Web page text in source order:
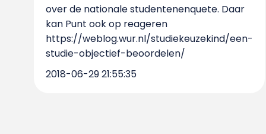
over de nationale studentenenquete. Daar
kan Punt ook op reageren
https://weblog.wur.nl/studiekeuzekind/een-
studie-objectief-beoordelen/
2018-06-29 21:55:35